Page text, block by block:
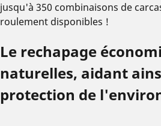
jusqu'à 350 combinaisons de
roulement disponibles !
Le rechapage
naturelles, aidant
protection de